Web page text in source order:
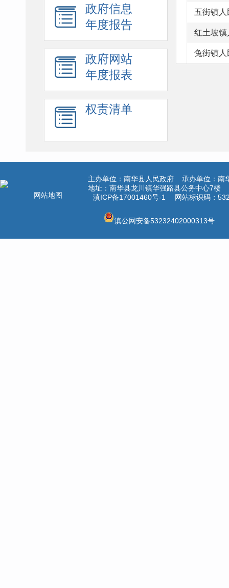
政府信息
年度报告
政府网站
年度报表
权责清单
五街镇
红土坡镇
兔街镇人
网站地图
主办单位：南华县人民政府 承办单位：南
地址：南华县龙川镇华强路县公务中心
滇ICP备17001460号-1
网站标识码：
滇公网安备53232402000313号